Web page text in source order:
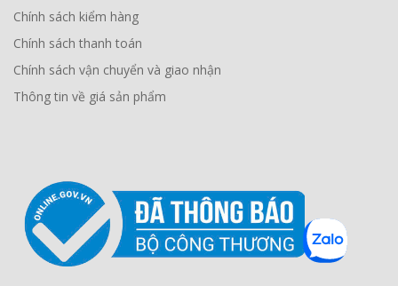
Chính sách kiểm hàng
Chính sách thanh toán
Chính sách vận chuyển và giao nhận
Thông tin về giá sản phẩm